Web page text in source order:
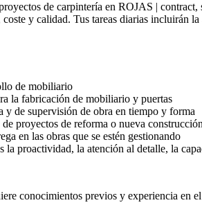
de carpintería en ROJAS | contract,
y calidad. Tus tareas diarias incluirán
de mobiliario
la fabricación de mobiliario y puertas
y de supervisión de obra en tiempo y forma
proyectos de reforma o nueva
en las obras que se estén gestionando
la proactividad, la atención al detalle, la
conocimientos previos y experiencia en